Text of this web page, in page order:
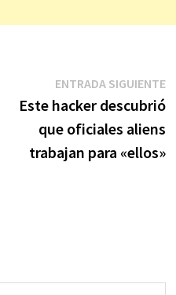
ENTRADA SIGUIENTE
Este hacker descubrió
que oficiales aliens
trabajan para «ellos»